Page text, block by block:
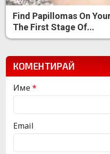
Find Papillomas On
The First Stage Of...
КОМЕНТИРАЙ
Име*
Email